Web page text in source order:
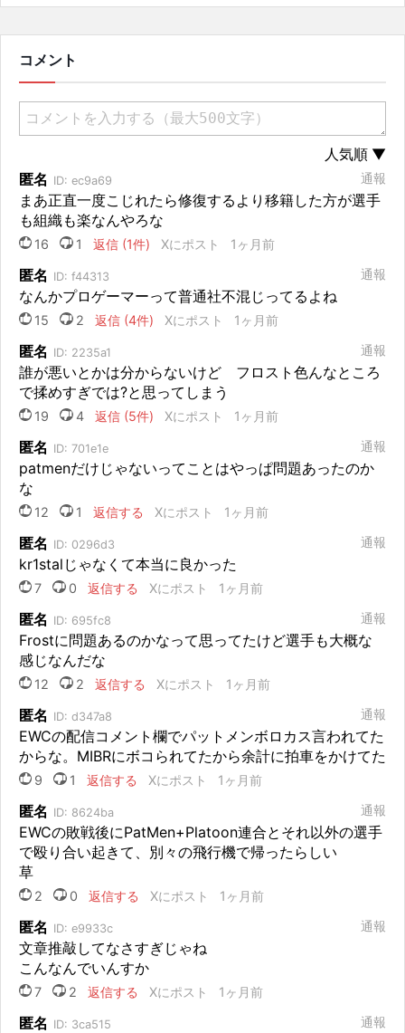
コメント